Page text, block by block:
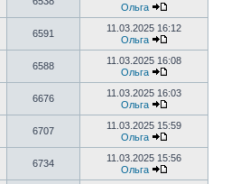
Ольга
6591
11.03.2025 16:12
Ольга
6588
11.03.2025 16:08
Ольга
6676
11.03.2025 16:03
Ольга
6707
11.03.2025 15:59
Ольга
6734
11.03.2025 15:56
Ольга